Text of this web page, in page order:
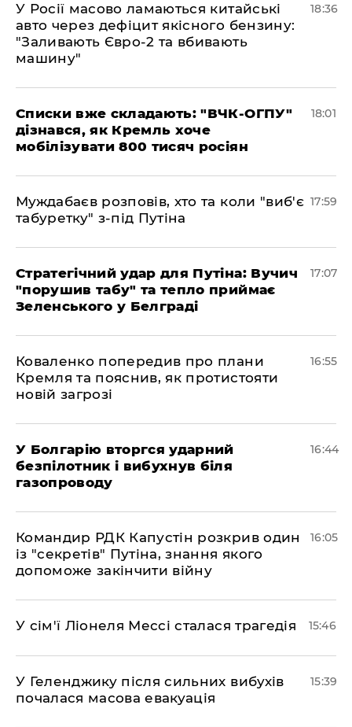
У Росії масово ламаються китайські
авто через дефіцит якісного бензину:
"Заливають Євро-2 та вбивають
машину"
18:36
Списки вже складають: "ВЧК-ОГПУ"
дізнався, як Кремль хоче
мобілізувати 800 тисяч росіян
18:01
Муждабаєв розповів, хто та коли "виб'є
табуретку" з-під Путіна
17:59
Стратегічний удар для Путіна: Вучич
"порушив табу" та тепло приймає
Зеленського у Белграді
17:07
Коваленко попередив про плани
Кремля та пояснив, як протистояти
новій загрозі
16:55
У Болгарію вторгся ударний
безпілотник і вибухнув біля
газопроводу
16:44
Командир РДК Капустін розкрив один
із "секретів" Путіна, знання якого
допоможе закінчити війну
16:05
У сім'ї Ліонеля Мессі сталася трагедія 15:46
У Геленджику після сильних вибухів
почалася масова евакуація
15:39